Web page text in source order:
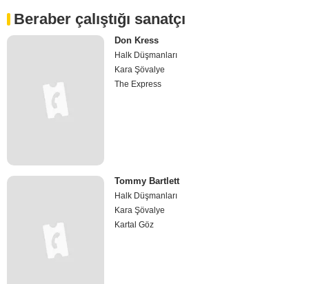
Beraber çalıştığı sanatçı
Don Kress
Halk Düşmanları
Kara Şövalye
The Express
Tommy Bartlett
Halk Düşmanları
Kara Şövalye
Kartal Göz